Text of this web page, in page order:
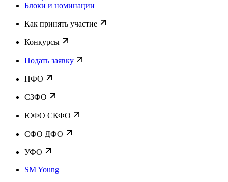
Блоки и номинации
Как принять участие
Конкурсы
Подать заявку
ПФО
СЗФО
ЮФО СКФО
CФО ДФО
УФО
SM Young